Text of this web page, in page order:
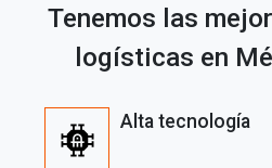
Tenemos las
logísticas en
Alta tecnología